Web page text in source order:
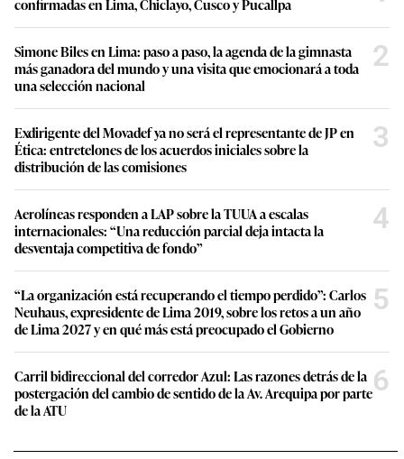
Simone Biles en Lima: paso a paso, la agenda de la gimnasta
más ganadora del mundo y una visita que emocionará a toda
una selección nacional
2
Exdirigente del Movadef ya no será el representante de JP en
Ética: entretelones de los acuerdos iniciales sobre la
distribución de las comisiones
3
Aerolíneas responden a LAP sobre la TUUA a escalas
internacionales: “Una reducción parcial deja intacta la
desventaja competitiva de fondo”
4
“La organización está recuperando el tiempo perdido”: Carlos
Neuhaus, expresidente de Lima 2019, sobre los retos a un año
de Lima 2027 y en qué más está preocupado el Gobierno
5
Carril bidireccional del corredor Azul: Las razones detrás de la
postergación del cambio de sentido de la Av. Arequipa por parte
de la ATU
6